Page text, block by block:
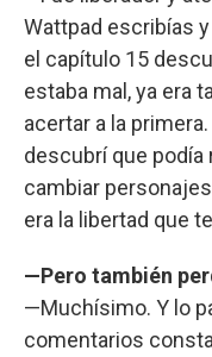
Wattpad escribías
el capítulo 15
estaba mal, ya era
acertar a la
descubrí que podía
cambiar
era la libertad que
—Pero también
—Muchísimo. Y lo
comentarios